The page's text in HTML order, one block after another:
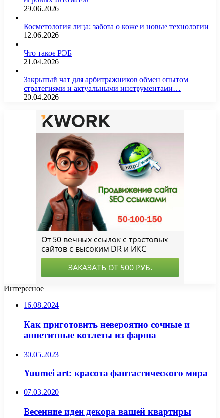
29.06.2026
Косметология лица: забота о коже и новые технологии
12.06.2026
Что такое РЭБ
21.04.2026
Закрытый чат для арбитражников обмен опытом
стратегиями и актуальными инструментами…
20.04.2026
Интересное
16.08.2024
Как приготовить невероятно сочные и
аппетитные котлеты из фарша
30.05.2023
Yuumei art: красота фантастического мира
07.03.2020
Весенние идеи декора вашей квартиры